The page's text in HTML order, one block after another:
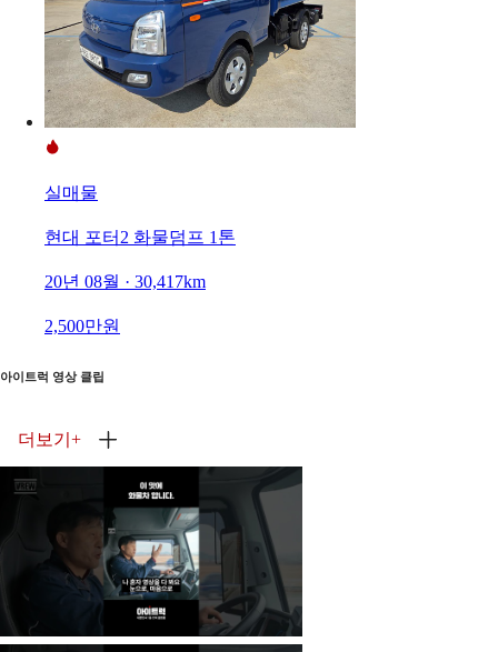
실매물
현대 포터2 화물덤프 1톤
20년 08월 · 30,417km
2,500만원
아이트럭 영상 클립
더보기 +